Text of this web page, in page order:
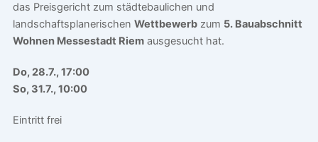
das Preisgericht zum städtebaulichen und
landschaftsplanerischen Wettbewerbzum 5. Bauabschnitt
Wohnen Messestadt Riemausgesucht hat.
Do, 28.7., 17:00
So, 31.7., 10:00
Eintritt frei